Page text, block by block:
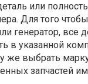
или
Для того
генератор, все
в указанной
же выбрать
запчастей